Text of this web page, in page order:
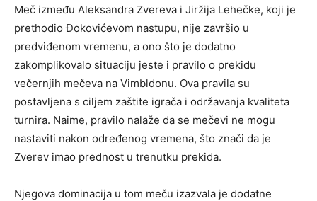
Meč između Aleksandra Zvereva i Jiržija Lehečke, koji je
prethodio Đokovićevom nastupu, nije završio u
predviđenom vremenu, a ono što je dodatno
zakomplikovalo situaciju jeste i pravilo o prekidu
večernjih mečeva na Vimbldonu. Ova pravila su
postavljena s ciljem zaštite igrača i održavanja kvaliteta
turnira. Naime, pravilo nalaže da se mečevi ne mogu
nastaviti nakon određenog vremena, što znači da je
Zverev imao prednost u trenutku prekida.
Njegova dominacija u tom meču izazvala je dodatne